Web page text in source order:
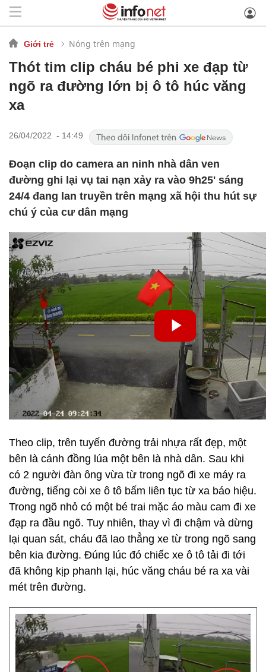
Giới trẻ Nóng trên mạng
Thót tim clip cháu bé phi xe đạp từ
ngõ ra đường lớn bị ô tô húc văng
xa
26/04/2022 - 14:49
Đoạn clip do camera an ninh nhà dân ven
đường ghi lại vụ tai nạn xảy ra vào 9h25' sáng
24/4 đang lan truyền trên mạng xã hội thu hút sự
chú ý của cư dân mạng
Theo clip, trên tuyến đường trải nhựa rất đẹp, một
bên là cánh đồng lúa một bên là nhà dân. Sau khi
có 2 người đàn ông vừa từ trong ngõ đi xe máy ra
đường, tiếng còi xe ô tô bấm liên tục từ xa báo hiệu.
Trong ngõ nhỏ có một bé trai mặc áo màu cam đi xe
đạp ra đầu ngõ. Tuy nhiên, thay vì đi chậm và dừng
lại quan sát, cháu đã lao thẳng xe từ trong ngõ sang
bên kia đường. Đúng lúc đó chiếc xe ô tô tải đi tới
đã không kịp phanh lại, húc văng cháu bé ra xa vài
mét trên đường.